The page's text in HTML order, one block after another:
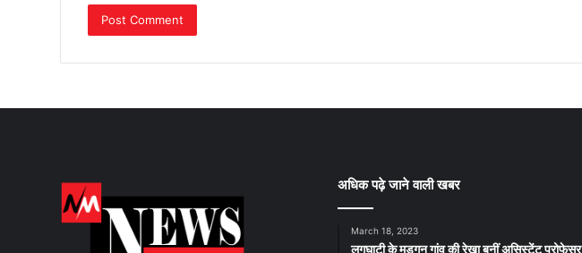
अधिक पढ़े जाने वाली खबर
March 18, 2023
लगघाटी के मड़गन गांव की रेखा बनीं असिस्टेंट प्रोफेसर